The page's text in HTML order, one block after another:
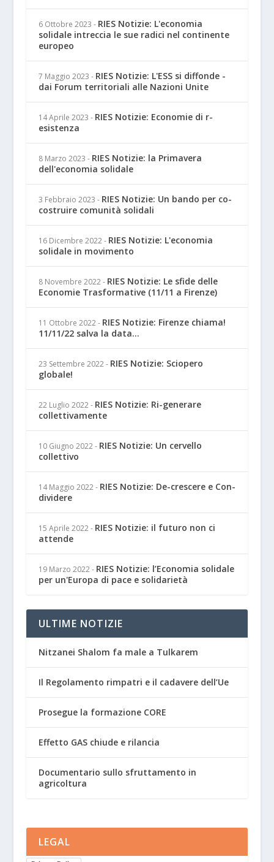
6 Ottobre 2023 - RIES Notizie: L'economia
solidale intreccia le sue radici nel continente
europeo
7 Maggio 2023 - RIES Notizie: L'ESS si diffonde -
dai Forum territoriali alle Nazioni Unite
14 Aprile 2023 - RIES Notizie: Economie di r-
esistenza
8 Marzo 2023 - RIES Notizie: la Primavera
dell'economia solidale
3 Febbraio 2023 - RIES Notizie: Un bando per co-
costruire comunità solidali
16 Dicembre 2022 - RIES Notizie: L'economia
solidale in movimento
8 Novembre 2022 - RIES Notizie: Le sfide delle
Economie Trasformative (11/11 a Firenze)
11 Ottobre 2022 - RIES Notizie: Firenze chiama!
11/11/22 salva la data...
23 Settembre 2022 - RIES Notizie: Sciopero
globale!
22 Luglio 2022 - RIES Notizie: Ri-generare
collettivamente
10 Giugno 2022 - RIES Notizie: Un cervello
collettivo
14 Maggio 2022 - RIES Notizie: De-crescere e Con-
dividere
15 Aprile 2022 - RIES Notizie: il futuro non ci
attende
19 Marzo 2022 - RIES Notizie: l’Economia solidale
per un'Europa di pace e solidarietà
ULTIME NOTIZIE
Nitzanei Shalom fa male a Tulkarem
Il Regolamento rimpatri e il cadavere dell’Ue
Prosegue la formazione CORE
Effetto GAS chiude e rilancia
Documentario sullo sfruttamento in
agricoltura
LEGAL